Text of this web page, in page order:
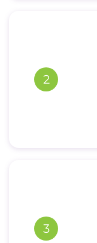
2
3